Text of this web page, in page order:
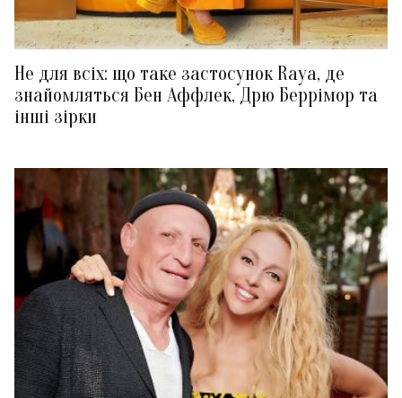
Не для всіх: що таке застосунок Raya, де
знайомляться Бен Аффлек, Дрю Беррімор та
інші зірки